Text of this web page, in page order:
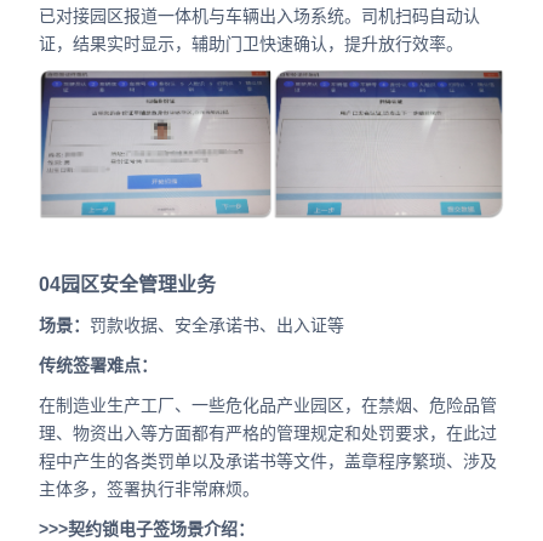
已对接园区报道一体机与车辆出入场系统。司机扫码自动认
证，结果实时显示，辅助门卫快速确认，提升放行效率。
04园区安全管理业务
场景： 罚款收据、安全承诺书、出入证等
传统签署难点：
在制造业生产工厂、一些危化品产业园区，在禁烟、危险品管
理、物资出入等方面都有严格的管理规定和处罚要求，在此过
程中产生的各类罚单以及承诺书等文件，盖章程序繁琐、涉及
主体多，签署执行非常麻烦。
>>>契约锁电子签场景介绍：